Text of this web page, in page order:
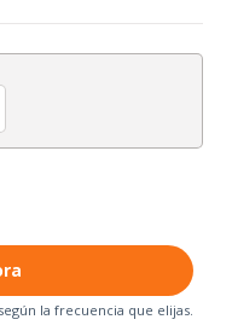
la frecuencia que elijas.